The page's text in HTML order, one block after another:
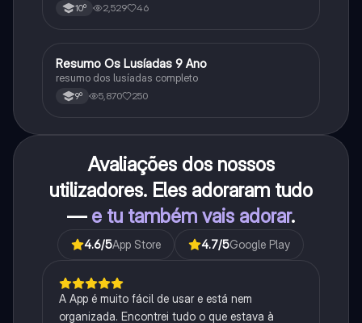
10º 2,529 46
Português
Resumo Os Lusíadas 9 Ano
resumo dos lusíadas completo
9º 5,870 250
Avaliações dos nossos
utilizadores. Eles adoraram tudo
— e tu também vais adorar.
4.6/5App Store 4.7/5Google Play
A App é muito fácil de usar e está nem
organizada. Encontrei tudo o que estava à